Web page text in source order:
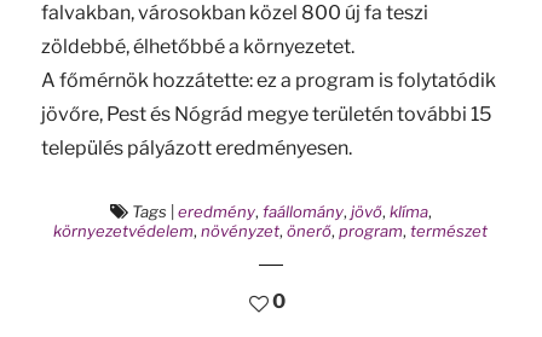
falvakban, városokban közel 800 új fa teszi
zöldebbé, élhetőbbé a környezetet.
A főmérnök hozzátette: ez a program is folytatódik
jövőre, Pest és Nógrád megye területén további 15
település pályázott eredményesen.
Tags eredmény, faállomány, jövő, klíma,
környezetvédelem,növényzet,önerő,program,természet
0